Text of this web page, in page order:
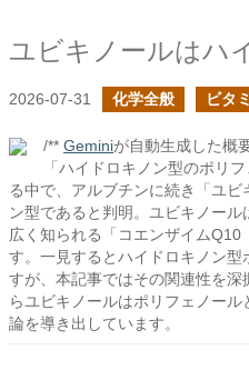
2026-07-31 化学全般 ビタ
/** Geminiが自動生成した概
「ハイドロキノン型のポリ
る中で、アルブチンに続き「ユ
ン型であると判明。ユビキノー
広く知られる「コエンザイム
す。一見するとハイドロキノン
すが、本記事ではその関連性を
らユビキノールはポリフェノー
論を導き出しています。